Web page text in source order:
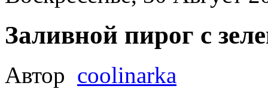
Заливной пирог с
Автор coolinarka